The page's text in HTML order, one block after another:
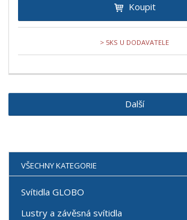
Koupit
> 5KS U DODAVATELE
Další
VŠECHNY KATEGORIE
Svítidla GLOBO
Lustry a závěsná svítidla